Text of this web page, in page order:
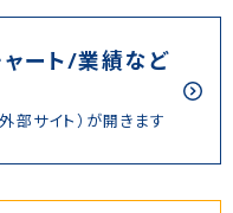
ート/業績など
部サイト）が開きます